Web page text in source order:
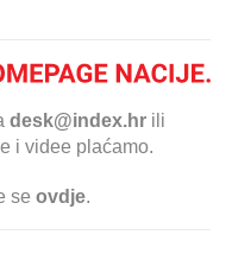
desk@index.hr ili
i videe plaćamo.
se ovdje.